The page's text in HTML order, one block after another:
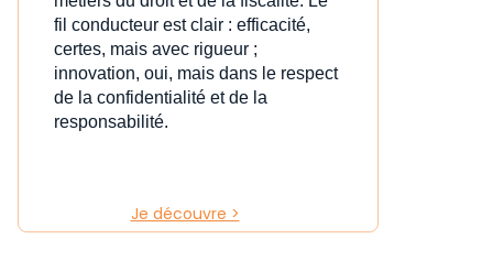
fil conducteur est clair : efficacité,
certes, mais avec rigueur ;
innovation, oui, mais dans le respect
de la confidentialité et de la
responsabilité.
Je découvre >